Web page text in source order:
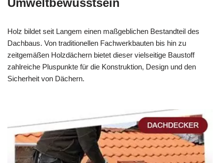
Holz bildet seit Langem einen maßgeblichen Bestandteil des
Dachbaus. Von traditionellen Fachwerkbauten bis hin zu
zeitgemäßen Holzdächern bietet dieser vielseitige Baustoff
zahlreiche Pluspunkte für die Konstruktion, Design und den
Sicherheit von Dächern.